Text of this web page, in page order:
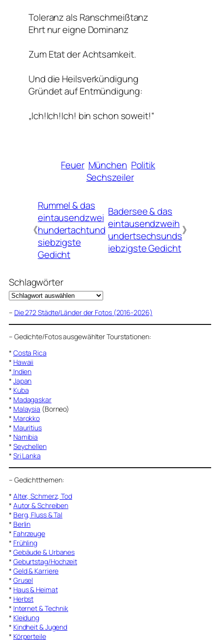
Toleranz als Ranschmeißtanz
Ehrt nur eigne Dominanz
Zum Etat der Achtsamkeit.
Und die Heilsverkündigung
Gründet auf Entmündigung:
„Ich!Ich!Ich! bin schon soweit!“
Feuer München Politik
Sechszeiler
《
Rummel & das
eintausendzwei
hundertachtund
siebzigste
Gedicht
Badersee & das
eintausendzweih
undertsechsunds
iebzigste Gedicht
》
Schlagwörter
– Die 272 Städte/Länder der Fotos (2016-2026)
– Gedichte/Fotos ausgewählter Tourstationen:
* Costa Rica
* Hawaii
* Indien
* Japan
* Kuba
* Madagaskar
* Malaysia (Borneo)
* Marokko
* Mauritius
* Namibia
* Seychellen
* Sri Lanka
– Gedichtthemen:
* Alter, Schmerz, Tod
* Autor & Schreiben
* Berg, Fluss & Tal
* Berlin
* Fahrzeuge
* Frühling
* Gebäude & Urbanes
* Geburtstag/Hochzeit
* Geld & Karriere
* Grusel
* Haus & Heimat
* Herbst
* Internet & Technik
* Kleidung
* Kindheit & Jugend
* Körperteile